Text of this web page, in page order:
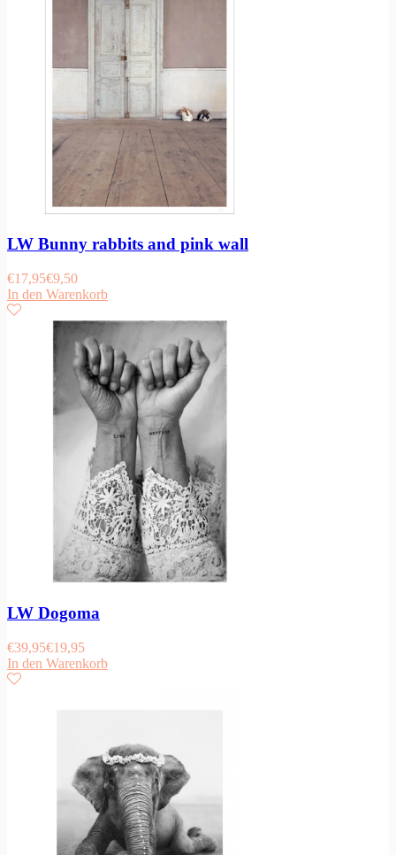
LW Bunny rabbits and pink wall
€17,95€9,50
In den Warenkorb
LW Dogoma
€39,95€19,95
In den Warenkorb